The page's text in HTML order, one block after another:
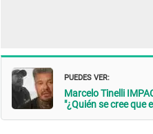
PUEDES VER:
Marcelo Tinelli
"¿Quién se cree que